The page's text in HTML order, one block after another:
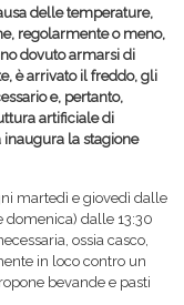
delle temperature,
regolarmente o meno,
dovuto armarsi di
è arrivato il freddo, gli
e, pertanto,
artificiale di
inaugura la stagione
martedì e giovedì dalle
domenica) dalle 13:30
ossia casco,
in loco contro un
bevande e pasti